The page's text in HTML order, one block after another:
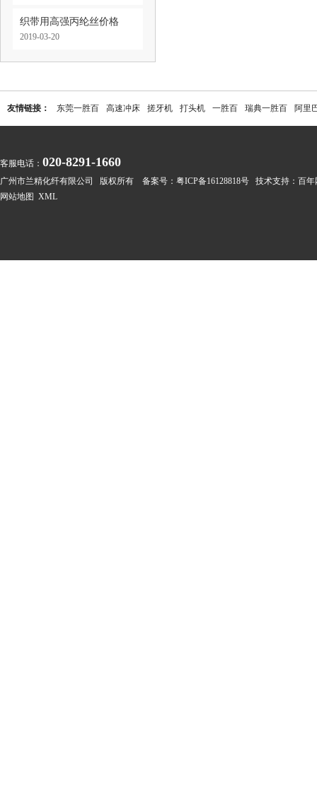
织带用高强丙纶丝价格
2019-03-20
友情链接： 东莞一胜百 高速冲床 搓牙机 打头机 一胜百 瑞典一胜百 阿里
客服电话： 020-8291-1660
广州市兰精化纤有限公司 版权所有 备案号： 粤ICP备16128818号 技术支持： 百年
网站地图 XML